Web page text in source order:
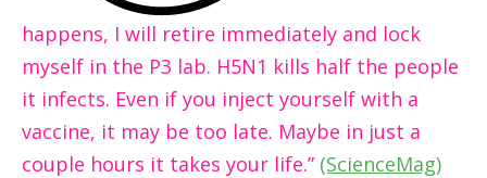
happens, I will retire immediately and lock
myself in the P3 lab. H5N1 kills half the people
it infects. Even if you inject yourself with a
vaccine, it may be too late. Maybe in just a
couple hours it takes your life.” (ScienceMag)